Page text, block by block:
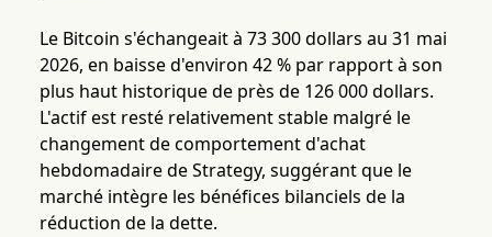
Le Bitcoin s'échangeait à 73 300 dollars au 31 mai
2026, en baisse d'environ 42 % par rapport à son
plus haut historique de près de 126 000 dollars.
L'actif est resté relativement stable malgré le
changement de comportement d'achat
hebdomadaire de Strategy, suggérant que le
marché intègre les bénéfices bilanciels de la
réduction de la dette.